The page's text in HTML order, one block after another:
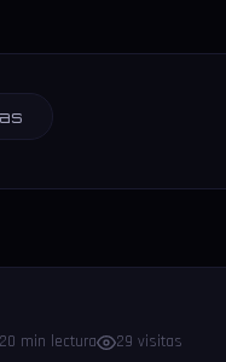
20 min lectura 29 visitas